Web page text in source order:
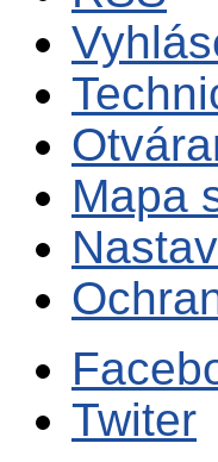
Mapa
Twiter